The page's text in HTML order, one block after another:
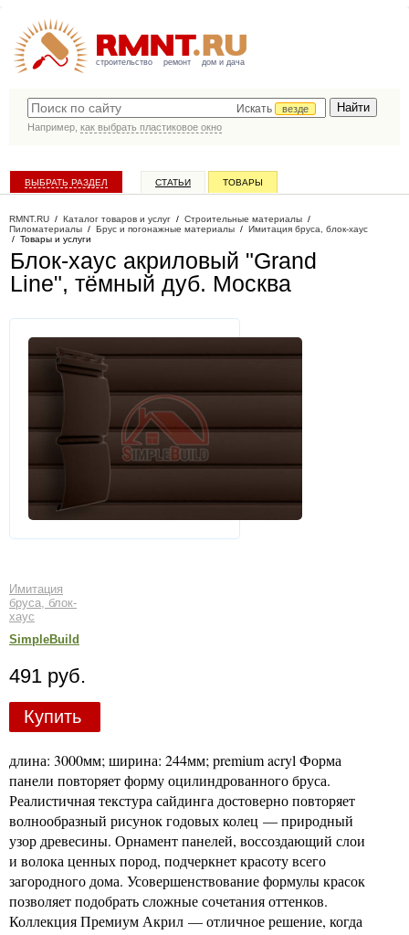
строительство ремонт дом и дача
Искать
везде
Например, как выбрать пластиковое окно
ВЫБРАТЬ РАЗДЕЛ СТАТЬИ ТОВАРЫ
RMNT.RU / Каталог товаров и услуг / Строительные материалы /
Пиломатериалы / Брус и погонажные материалы / Имитация бруса, блок-хаус
/ Товары и услуги
Блок-хаус акриловый "Grand
Line", тёмный дуб. Москва
Имитация
бруса, блок-
хаус
SimpleBuild
491 руб.
Купить
длина: 3000мм; ширина: 244мм; premium acryl Форма
панели повторяет форму оцилиндрованного бруса.
Реалистичная текстура сайдинга достоверно повторяет
волнообразный рисунок годовых колец — природный
узор древесины. Орнамент панелей, воссоздающий слои
и волока ценных пород, подчеркнет красоту всего
загородного дома. Усовершенствование формулы красок
позволяет подобрать сложные сочетания оттенков.
Коллекция Премиум Акрил — отличное решение, когда